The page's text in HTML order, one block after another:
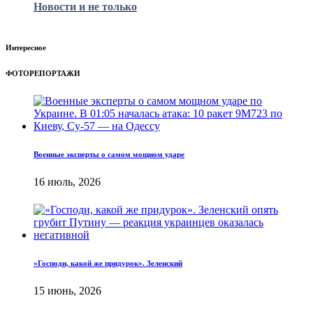
Новости и не только
Интересное
ФОТОРЕПОРТАЖИ
Военные эксперты о самом мощном ударе
16 июль, 2026
«Господи, какой же придурок». Зеленский
15 июнь, 2026